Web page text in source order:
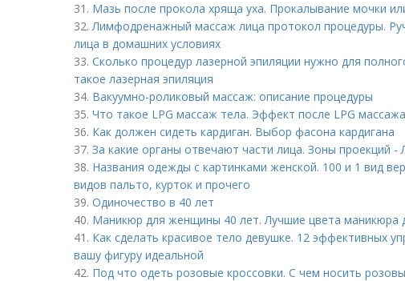
31. Мазь после прокола хряща уха. Прокалывание мочки
32.Лимфодренажный массаж лица протокол процедуры.
лица в домашних условиях
33. Сколько процедур лазерной эпиляции нужно для
такое лазерная эпиляция
34. Вакуумно-роликовый массаж: описание процедуры
35. Что такое LPG массаж тела. Эффект после LPG массажа
36. Как должен сидеть кардиган. Выбор фасона кардигана
37. За какие органы отвечают части лица. Зоны проекций -
38. Названия одежды с картинками женской. 100 и 1 вид
видов пальто, курток и прочего
39. Одиночество в 40 лет
40. Маникюр для женщины 40 лет. Лучшие цвета маникюра
41. Как сделать красивое тело девушке. 12 эффективных
вашу фигуру идеальной
42. Под что одеть розовые кроссовки. С чем носить